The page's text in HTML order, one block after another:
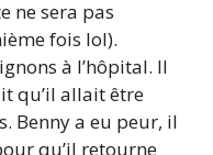
ne sera pas
fois lol).
à l’hôpital. Il
qu’il allait être
Benny a eu peur, il
qu’il retourne